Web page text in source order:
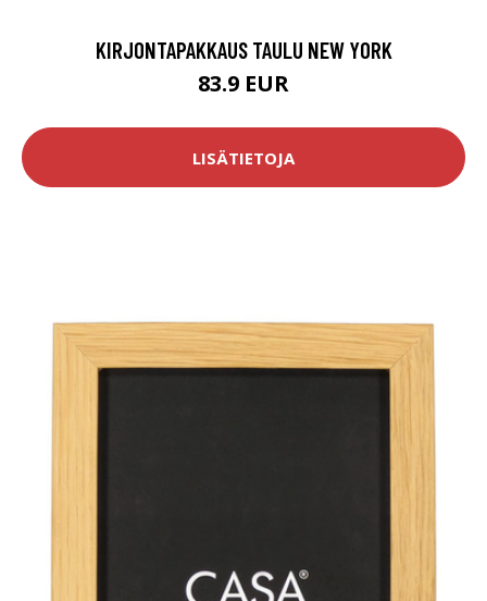
KIRJONTAPAKKAUS TAULU NEW YORK
83.9 EUR
LISÄTIETOJA